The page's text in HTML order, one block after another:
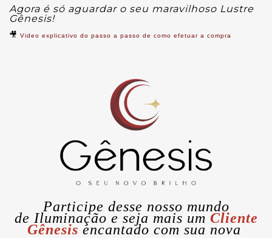
Agora é só aguardar o seu maravilhoso Lustre
Gênesis!
🎥 Video explicativo do passo a passo de como efetuar a compra
Participe desse nosso mundo
de Iluminação e seja mais um Cliente
Gênesis encantado com sua nova